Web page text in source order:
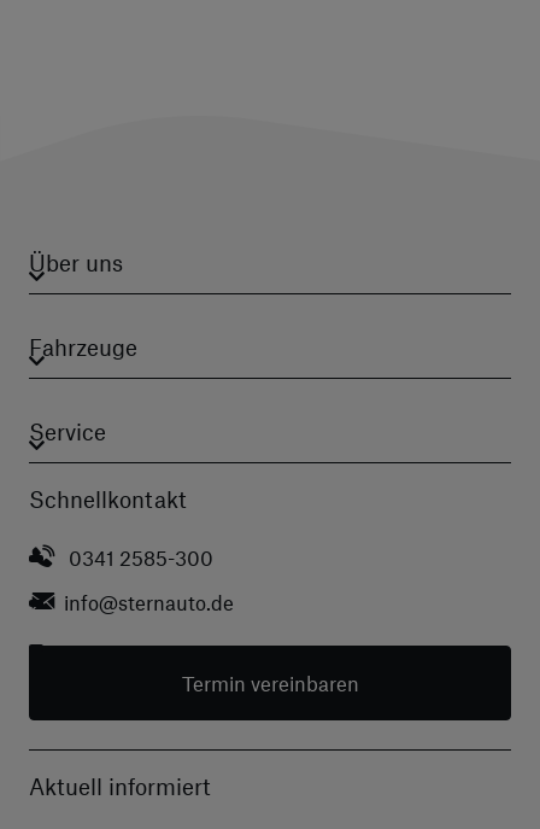
Über uns
Fahrzeuge
Service
Schnellkontakt
0341 2585-300
info@sternauto.de
Termin vereinbaren
Aktuell informiert